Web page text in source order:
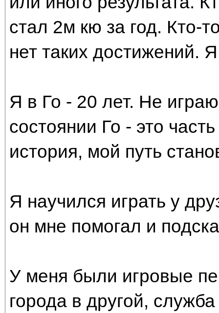
стал 2м кю за год. Кто-
нет таких достижений.
Я в Го - 20 лет. Не
состоянии Го - это
история, мой путь
Я научился играть у
он мне помогал и
У меня были игровые
города в другой,